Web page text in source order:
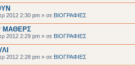
2012 2:30 pm » σε BIOΓΡΑΦΙΕΣ
ΜΑΘΕΡΣ
2012 2:29 pm » σε BIOΓΡΑΦΙΕΣ
2012 2:28 pm » σε BIOΓΡΑΦΙΕΣ